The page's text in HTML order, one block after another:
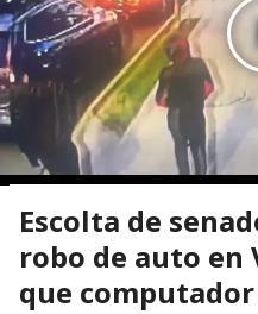
Escolta de
robo de auto
que